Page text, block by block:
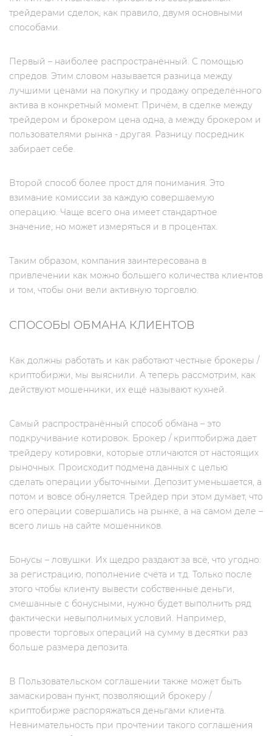
трейдерами сделок, как правило, двумя основными
способами.
Первый – наиболее распространённый. С помощью
спредов. Этим словом называется разница между
лучшими ценами на покупку и продажу определённого
актива в конкретный момент. Причём, в сделке между
трейдером и брокером цена одна, а между брокером и
пользователями рынка - другая. Разницу посредник
забирает себе.
Второй способ более прост для понимания. Это
взимание комиссии за каждую совершаемую
операцию. Чаще всего она имеет стандартное
значение, но может измеряться и в процентах.
Таким образом, компания заинтересована в
привлечении как можно большего количества клиентов
и том, чтобы они вели активную торговлю.
СПОСОБЫ ОБМАНА КЛИЕНТОВ
Как должны работать и как работают честные брокеры /
криптобиржи, мы выяснили. А теперь рассмотрим, как
действуют мошенники, их ещё называют кухней.
Самый распространённый способ обмана – это
подкручивание котировок. Брокер / криптобиржа дает
трейдеру котировки, которые отличаются от настоящих
рыночных. Происходит подмена данных с целью
сделать операции убыточными. Депозит уменьшается, а
потом и вовсе обнуляется. Трейдер при этом думает, что
его операции совершались на рынке, а на самом деле –
всего лишь на сайте мошенников.
Бонусы – ловушки. Их щедро раздают за всё, что угодно:
за регистрацию, пополнение счёта и т.д. Только после
этого чтобы клиенту вывести собственные деньги,
смешанные с бонусными, нужно будет выполнить ряд
фактически невыполнимых условий. Например,
провести торговых операций на сумму в десятки раз
больше размера депозита.
В Пользовательском соглашении также может быть
замаскирован пункт, позволяющий брокеру /
криптобирже распоряжаться деньгами клиента.
Невнимательность при прочтении такого соглашения